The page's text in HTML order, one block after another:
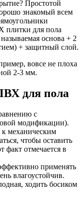
Простотой
знакомый всем
плитки для пола
основа + 2
+ защитный слой.
вовсе не плоха
2-3 мм.
для пола
с
модификации).
механическим
чтобы оставить
факт отмечается в
применять
влагоустойчив.
ходить босиком